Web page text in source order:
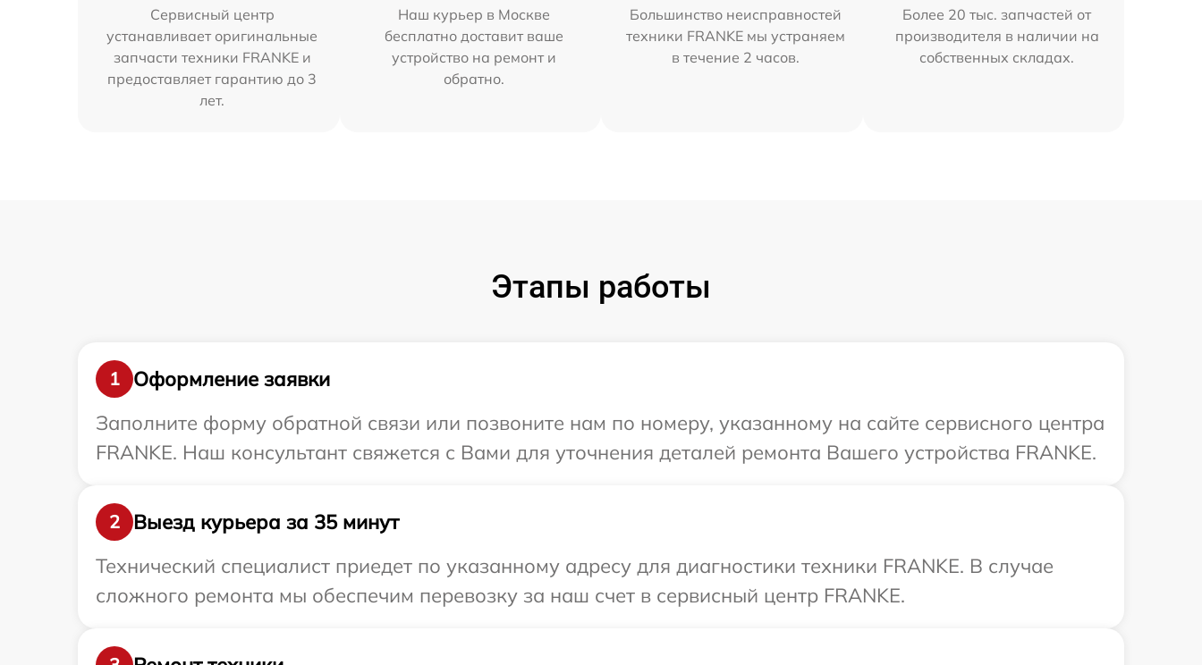
Сервисный центр
устанавливает оригинальные
запчасти техники FRANKE и
предоставляет гарантию до 3
лет.
Наш курьер в Москве
бесплатно доставит ваше
устройство на ремонт и
обратно.
Большинство неисправностей
техники FRANKE мы устраняем
в течение 2 часов.
Более 20 тыс. запчастей от
производителя в наличии на
собственных складах.
Этапы работы
1
Оформление заявки
Заполните форму обратной связи или позвоните нам по номеру, указанному на сайте сервисного центра
FRANKE. Наш консультант свяжется с Вами для уточнения деталей ремонта Вашего устройства FRANKE.
2
Выезд курьера за 35 минут
Технический специалист приедет по указанному адресу для диагностики техники FRANKE. В случае
сложного ремонта мы обеспечим перевозку за наш счет в сервисный центр FRANKE.